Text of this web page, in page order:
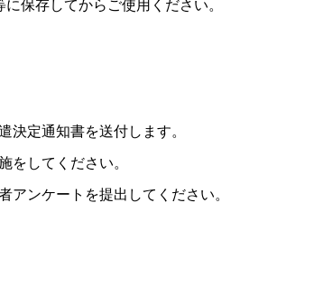
定通知書を送付します。
してください。
ンケートを提出してください。